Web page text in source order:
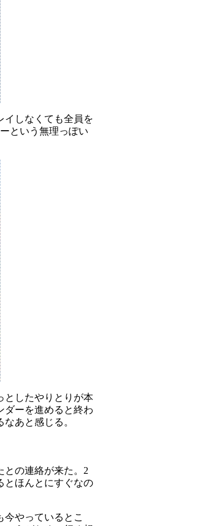
イしなくても全員を
という無理っぽい
としたやりとりが本
ダーを進めると終わ
あと感じる。
との連絡が来た。2
とほんとにすぐなの
やっているとこ